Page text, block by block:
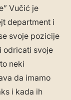
Vučić je
department i
svoje pozicije
odricati svoje
neki
da imamo
i kada ih